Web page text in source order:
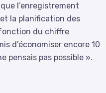
l’enregistrement
la planification des
du chiffre
d’économiser encore 10
pensais pas possible ».